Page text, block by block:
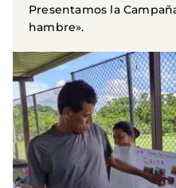
Presentamos la
hambre».